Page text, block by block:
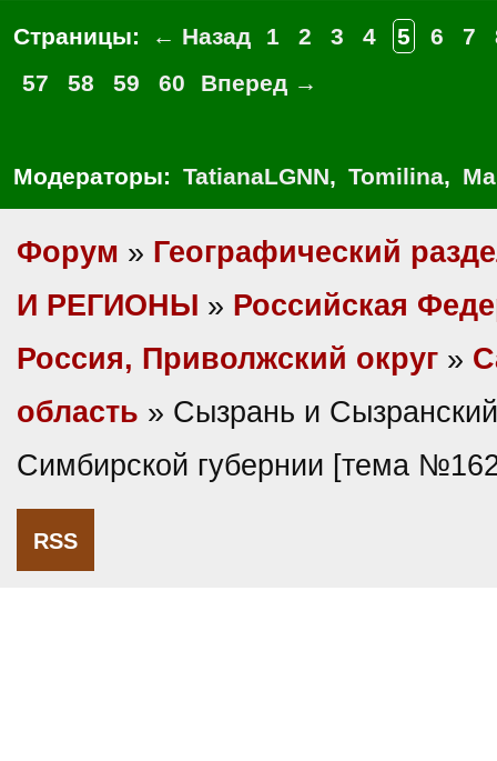
Страницы: ← Назад 1 2 3 4 5 6 7
57
58 59 60 Вперед →
Модераторы: TatianaLGNN, Tomilina,
Форум » Географический
И РЕГИОНЫ » Российская
Россия, Приволжский округ »
область » Сызрань и
Симбирской губернии [тема
RSS